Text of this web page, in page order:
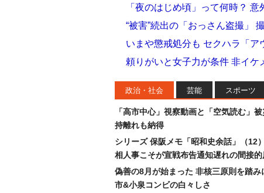
「夜のはじめ頃」って何時？
“被害”続出の「おっさん盗撮」
いまや懲戒処分も セクハラ「ア
頼りがいと女子力が条件 非イケ
政治・社会 芸能 スポーツ
「高市中心」視察動画と「空気読む」
持離れも納得
シリーズ 保阪メモ「昭和史余話」（12
相人事こそが宣戦布告通知遅れの間接的
偽善の8月が始まった 非核三原則を踏み
市&小泉コンビの白々しさ